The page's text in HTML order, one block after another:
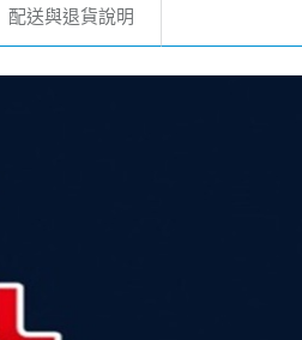
配送與退貨說明